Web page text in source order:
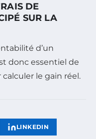
DE
SUR LA
d’un
donc essentiel de
le gain réel.
LINKEDIN